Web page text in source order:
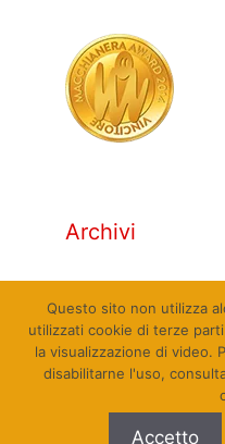
Archivi
© Qualcosa di
Questo sito non utilizza
utilizzati cookie di terze
la visualizzazione di video.
disabilitarne l'uso,
Accetto